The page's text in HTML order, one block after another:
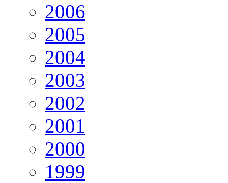
2006
2005
2004
2003
2002
2001
2000
1999